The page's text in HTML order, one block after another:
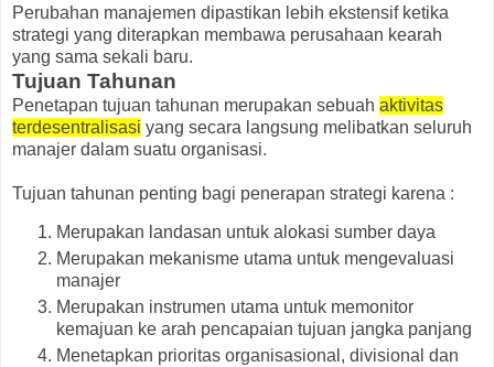
Perubahan manajemen dipastikan lebih ekstensif ketika
strategi yang diterapkan membawa perusahaan kearah
yang sama sekali baru.
Tujuan Tahunan
Penetapan tujuan tahunan merupakan sebuah aktivitas
terdesentralisasi yang secara langsung melibatkan seluruh
manajer dalam suatu organisasi.
Tujuan tahunan penting bagi penerapan strategi karena :
Merupakan landasan untuk alokasi sumber daya
Merupakan mekanisme utama untuk mengevaluasi
manajer
Merupakan instrumen utama untuk memonitor
kemajuan ke arah pencapaian tujuan jangka panjang
Menetapkan prioritas organisasional, divisional dan